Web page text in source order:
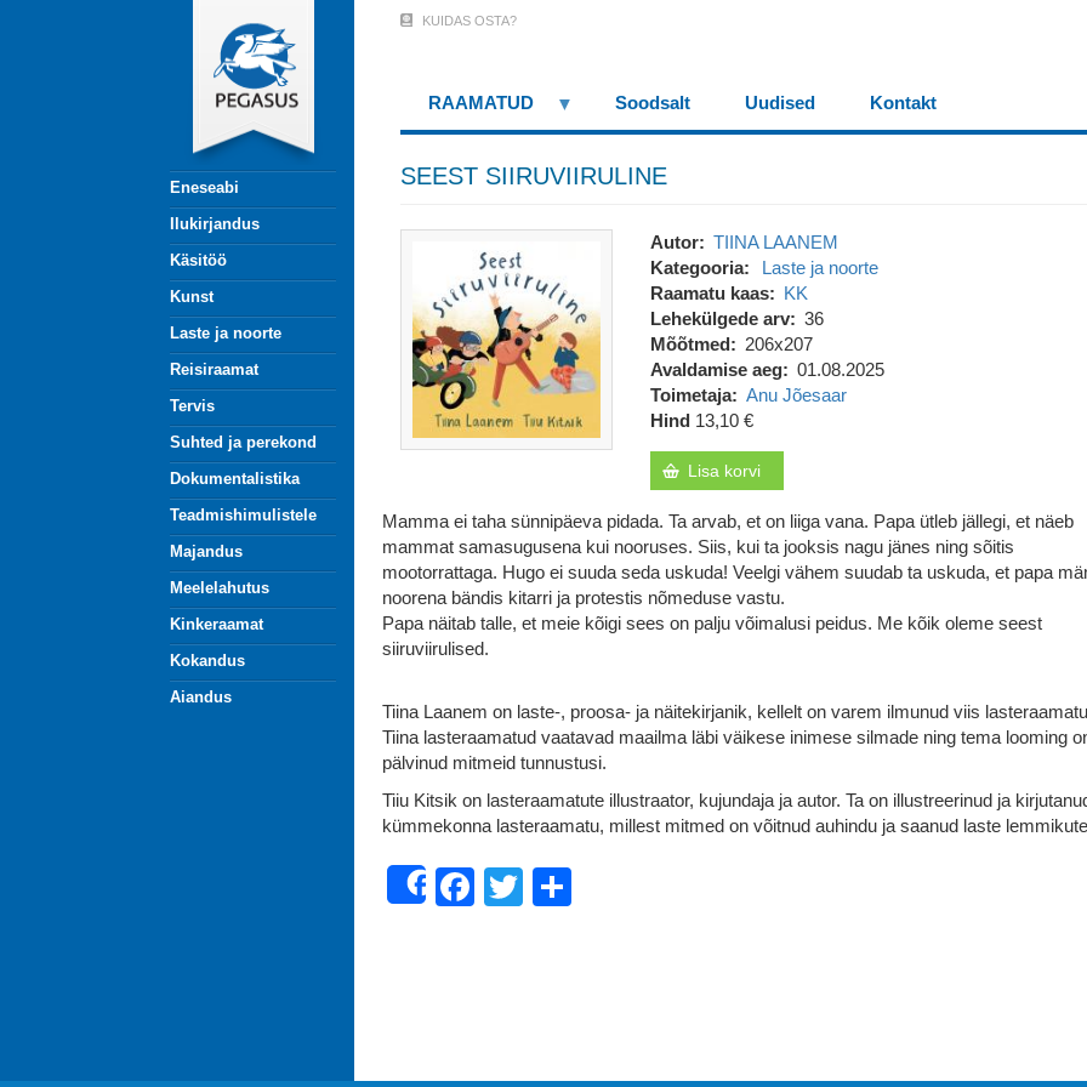
Eneseabi
Ilukirjandus
Käsitöö
Kunst
Laste ja noorte
Reisiraamat
Tervis
Suhted ja perekond
Dokumentalistika
Teadmishimulistele
Majandus
Meelelahutus
Kinkeraamat
Kokandus
Aiandus
Menu
(logged
KUIDAS OSTA?
RAAMATUD Soodsalt Uudised Kontakt
SEEST SIIRUVIIRULINE
Autor
TIINA LAANEM
Kategooria
Laste ja noorte
Raamatu kaas
KK
Lehekülgede arv
36
Mõõtmed
206x207
Avaldamise aeg
01.08.2025
Toimetaja
Anu Jõesaar
Hind 13,10 €
Lisa korvi
Mamma ei taha sünnipäeva pidada. Ta arvab, et on liiga vana. Papa ütleb jällegi, et näeb
mammat samasugusena kui nooruses. Siis, kui ta jooksis nagu jänes ning sõitis
mootorrattaga. Hugo ei suuda seda uskuda! Veelgi vähem suudab ta uskuda, et papa
noorena bändis kitarri ja protestis nõmeduse vastu.
Papa näitab talle, et meie kõigi sees on palju võimalusi peidus. Me kõik oleme seest
siiruviirulised.
Tiina Laanem on laste-, proosa- ja näitekirjanik, kellelt on varem ilmunud viis
Tiina lasteraamatud vaatavad maailma läbi väikese inimese silmade ning tema looming
pälvinud mitmeid tunnustusi.
Tiiu Kitsik on lasteraamatute illustraator, kujundaja ja autor. Ta on illustreerinud ja
kümmekonna lasteraamatu, millest mitmed on võitnud auhindu ja saanud laste
ShareFacebook
Twitter